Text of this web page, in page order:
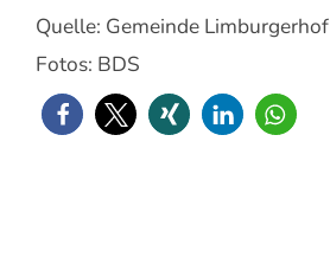
Quelle: Gemeinde Limburgerhof
Fotos: BDS